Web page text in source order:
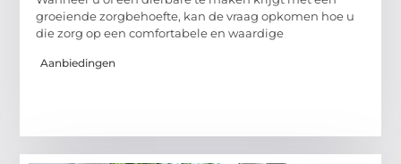
groeiende zorgbehoefte, kan de vraag opkomen hoe u
die zorg op een comfortabele en waardige
Aanbiedingen